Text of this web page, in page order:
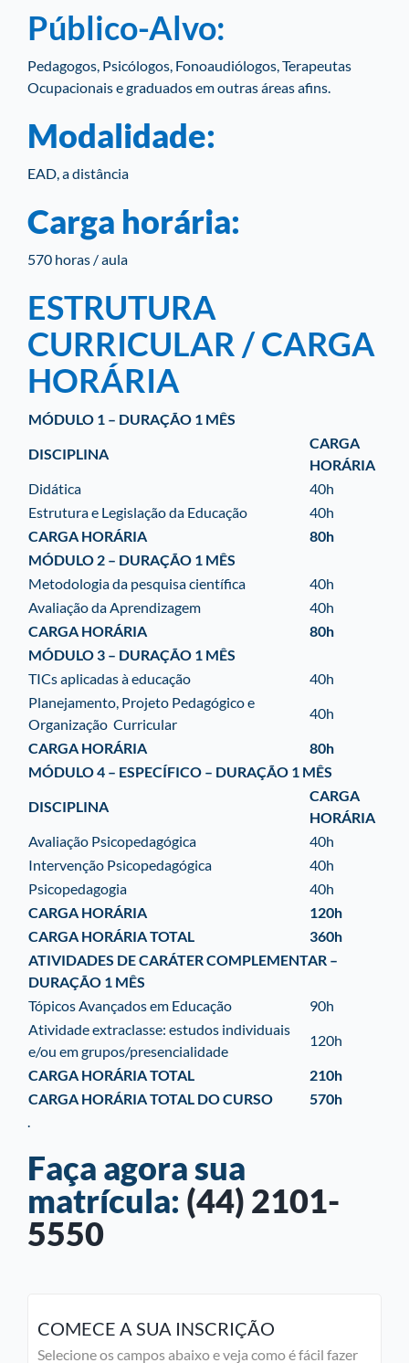
Público-Alvo:
Pedagogos, Psicólogos, Fonoaudiólogos, Terapeutas
Ocupacionais e graduados em outras áreas afins.
Modalidade:
EAD, a distância
Carga horária:
570 horas / aula
ESTRUTURA
CURRICULAR / CARGA
HORÁRIA
MÓDULO 1 – DURAÇÃO 1 MÊS
DISCIPLINA
CARGA
HORÁRIA
Didática
40h
Estrutura e Legislação da Educação
40h
CARGA HORÁRIA
80h
MÓDULO 2 – DURAÇÃO 1 MÊS
Metodologia da pesquisa científica
40h
Avaliação da Aprendizagem
40h
CARGA HORÁRIA
80h
MÓDULO 3 – DURAÇÃO 1 MÊS
TICs aplicadas à educação
40h
Planejamento, Projeto Pedagógico e
Organização Curricular
40h
CARGA HORÁRIA
80h
MÓDULO 4 – ESPECÍFICO – DURAÇÃO 1 MÊS
DISCIPLINA
CARGA
HORÁRIA
Avaliação Psicopedagógica
40h
Intervenção Psicopedagógica
40h
Psicopedagogia
40h
CARGA HORÁRIA
120h
CARGA HORÁRIA TOTAL
360h
ATIVIDADES DE CARÁTER COMPLEMENTAR –
DURAÇÃO 1 MÊS
Tópicos Avançados em Educação
90h
Atividade extraclasse: estudos individuais
e/ou emgrupos/presencialidade
120h
CARGA HORÁRIA TOTAL
210h
CARGA HORÁRIA TOTAL DO CURSO
570h
.
Faça agora sua
matrícula: (44) 2101-
5550
COMECE A SUA INSCRIÇÃO
Selecione os campos abaixo e veja como é fácil fazer